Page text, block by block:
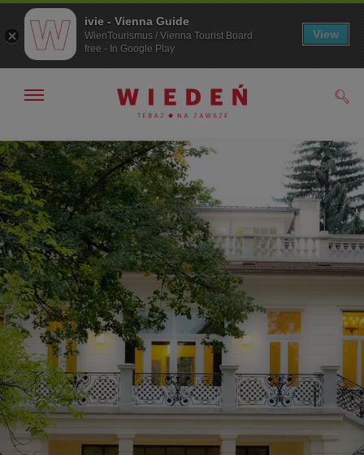
Przejdź
do
nawigacji
Przejdź
do
treści
Pokaż/ukryj
ivie - Vienna Guide
WienTourismus / Vienna Tourist Board
free - In Google Play
View